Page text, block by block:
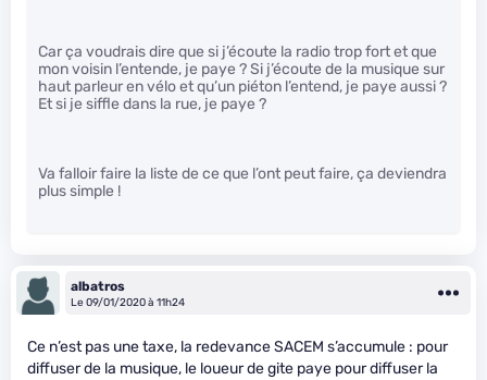
Car ça voudrais dire que si j’écoute la radio trop fort et que
mon voisin l’entende, je paye ? Si j’écoute de la musique sur
haut parleur en vélo et qu’un piéton l’entend, je paye aussi ?
Et si je siffle dans la rue, je paye ?
Va falloir faire la liste de ce que l’ont peut faire, ça deviendra
plus simple !
albatros
Le 09/01/2020 à 11h24
Ce n’est pas une taxe, la redevance SACEM s’accumule : pour
diffuser de la musique, le loueur de gite paye pour diffuser la